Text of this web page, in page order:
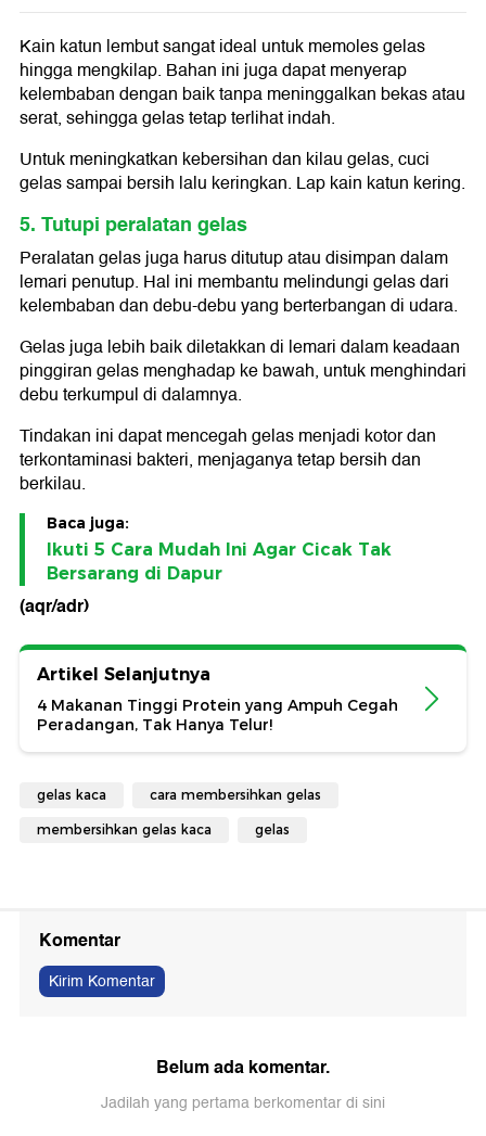
Kain katun lembut sangat ideal untuk memoles gelas
hingga mengkilap. Bahan ini juga dapat menyerap
kelembaban dengan baik tanpa meninggalkan bekas atau
serat, sehingga gelas tetap terlihat indah.
Untuk meningkatkan kebersihan dan kilau gelas, cuci
gelas sampai bersih lalu keringkan. Lap kain katun kering.
5. Tutupi peralatan gelas
Peralatan gelas juga harus ditutup atau disimpan dalam
lemari penutup. Hal ini membantu melindungi gelas dari
kelembaban dan debu-debu yang berterbangan di udara.
Gelas juga lebih baik diletakkan di lemari dalam keadaan
pinggiran gelas menghadap ke bawah, untuk menghindari
debu terkumpul di dalamnya.
Tindakan ini dapat mencegah gelas menjadi kotor dan
terkontaminasi bakteri, menjaganya tetap bersih dan
berkilau.
Baca juga:
Ikuti 5 Cara Mudah Ini Agar Cicak Tak
Bersarang di Dapur
(aqr/adr)
Artikel Selanjutnya
4 Makanan Tinggi Protein yang Ampuh Cegah
Peradangan, Tak Hanya Telur!
gelas kaca cara membersihkan gelas
membersihkan gelas kaca gelas
Komentar
Kirim Komentar
Belum ada komentar.
Jadilah yang pertama berkomentar di sini